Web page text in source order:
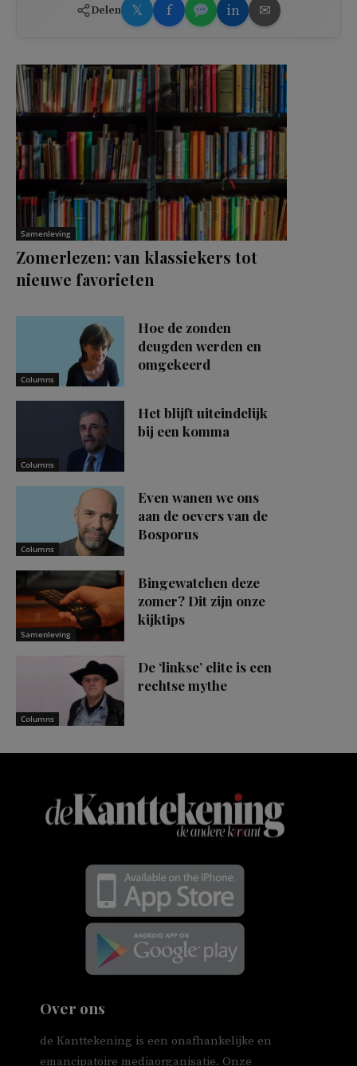
Delen 𝕏 f in ✉
Samenleving
Zomerlezen: van klassiekers tot
nieuwe favorieten
Columns
Hoe de zonden
deugden werden en
omgekeerd
Columns
Het blijft uiteindelijk
bij een komma
Columns
Even wanen we ons
aan de oevers van de
Bosporus
Samenleving
Bingewatchen deze
zomer? Dit zijn onze
kijktips
Columns
De ‘linkse’ elite is een
rechtse mythe
Over ons
de Kanttekening is een onafhankelijke en
emancipatoire mediaorganisatie. Onze